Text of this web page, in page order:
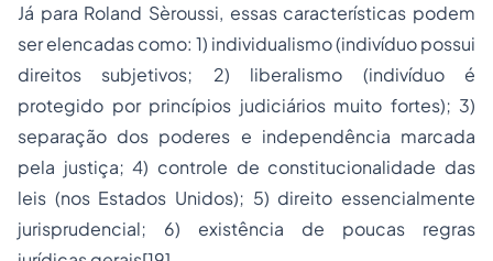
Já para Roland Sèroussi, essas características podem
ser elencadas como: 1) individualismo (indivíduo possui
direitos subjetivos; 2) liberalismo (indivíduo é
protegido por princípios judiciários muito fortes); 3)
separação dos poderes e independência marcada
pela justiça; 4) controle de constitucionalidade das
leis (nos Estados Unidos); 5) direito essencialmente
jurisprudencial; 6) existência de poucas regras